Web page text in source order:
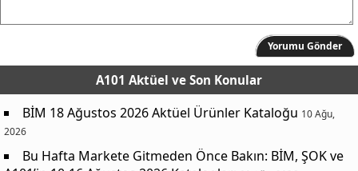
Yorumu Gönder
A101 Aktüel ve Son Konular
BİM 18 Ağustos 2026 Aktüel Ürünler Kataloğu 10 Ağu,
2026
Bu Hafta Markete Gitmeden Önce Bakın: BİM, ŞOK ve